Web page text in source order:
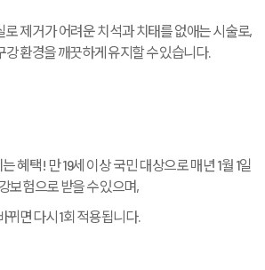
제거가 어려운 치석과 치태를 없애는 시술로,
강 환경을 깨끗하게 유지할 수 있습니다.
혜택! 만 19세 이상 국민 대상으로 매년 1월 1일
보험으로 받을 수 있으며,
뀌면 다시 1회 적용됩니다.